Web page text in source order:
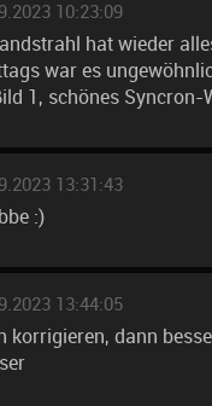
10:23:09
hat wieder
war es
1, schönes Syncron-
13:31:43
:)
13:44:05
korrigieren, dann